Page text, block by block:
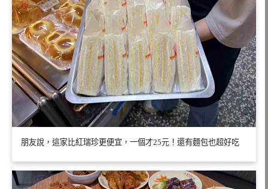
朋友說，這家比紅瑞珍更便宜，一個才25元！還有麵包也超好吃